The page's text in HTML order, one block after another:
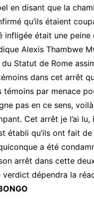
en disant que la
qu’ils étaient
infligée était une
Alexis Thambwe
Statut de Rome
dans cet arrêt
par menace
pas en ce sens,
Cet arrêt je l’ai lu,
établi qu’ils ont fait
a été
arrêt dans cette
dépendra la